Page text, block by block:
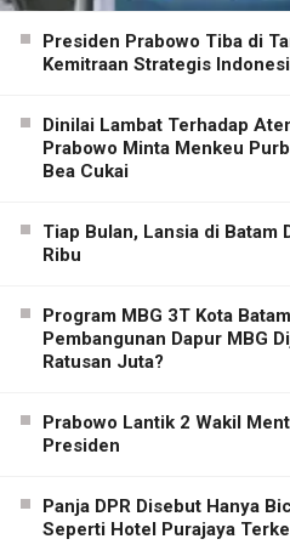
Presiden Prabowo Tiba di
Kemitraan Strategis
Dinilai Lambat Terhadap
Prabowo Minta Menkeu
Bea Cukai
Tiap Bulan, Lansia di Batam
Ribu
Program MBG 3T Kota
Pembangunan Dapur MBG
Ratusan Juta?
Prabowo Lantik 2 Wakil
Presiden
Panja DPR Disebut Hanya
Seperti Hotel Purajaya